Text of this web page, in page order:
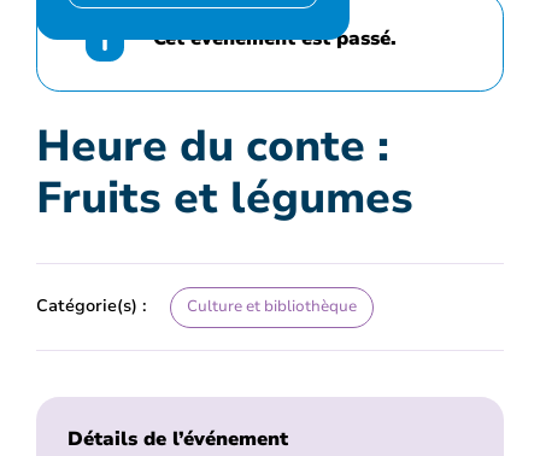
Cet événement est passé.
Heure du conte :
Fruits et légumes
Catégorie(s) : Culture et bibliothèque
Détails de l’événement